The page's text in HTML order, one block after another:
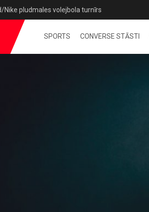
Nike pludmales volejbola turnīrs
SPORTS CONVERSE STĀSTI